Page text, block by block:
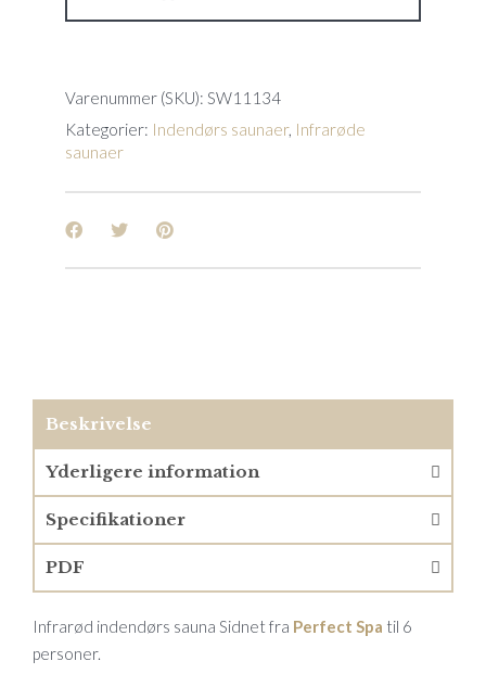
Varenummer (SKU): SW11134
Kategorier: Indendørs saunaer, Infrarøde
saunaer
Beskrivelse
Yderligere information
Specifikationer
PDF
Infrarød indendørs sauna Sidnet fra Perfect Spa til 6
personer.